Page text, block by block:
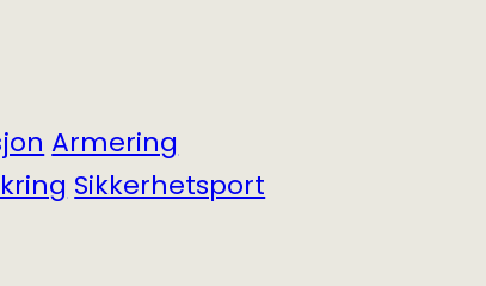
Armering
Sikkerhets­port